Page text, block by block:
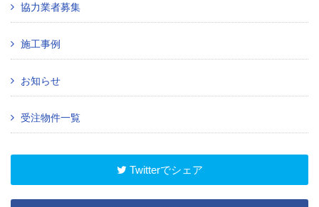
協力業者募集
施工事例
お知らせ
受注物件一覧
Twitterでシェア